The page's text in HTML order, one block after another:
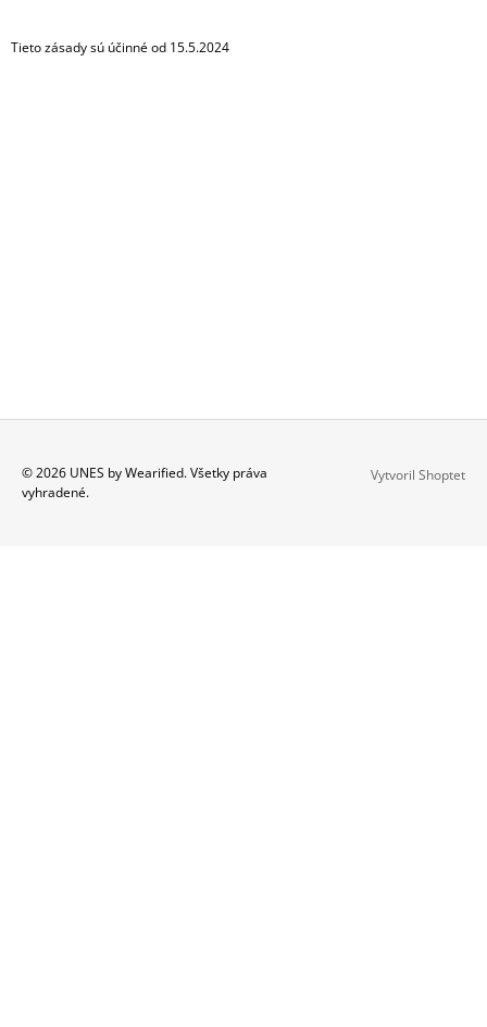
Tieto zásady sú účinné od 15.5.2024
Vytvoril Shoptet
© 2026 UNES by Wearified. Všetky práva
vyhradené.